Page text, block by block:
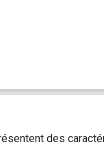
des